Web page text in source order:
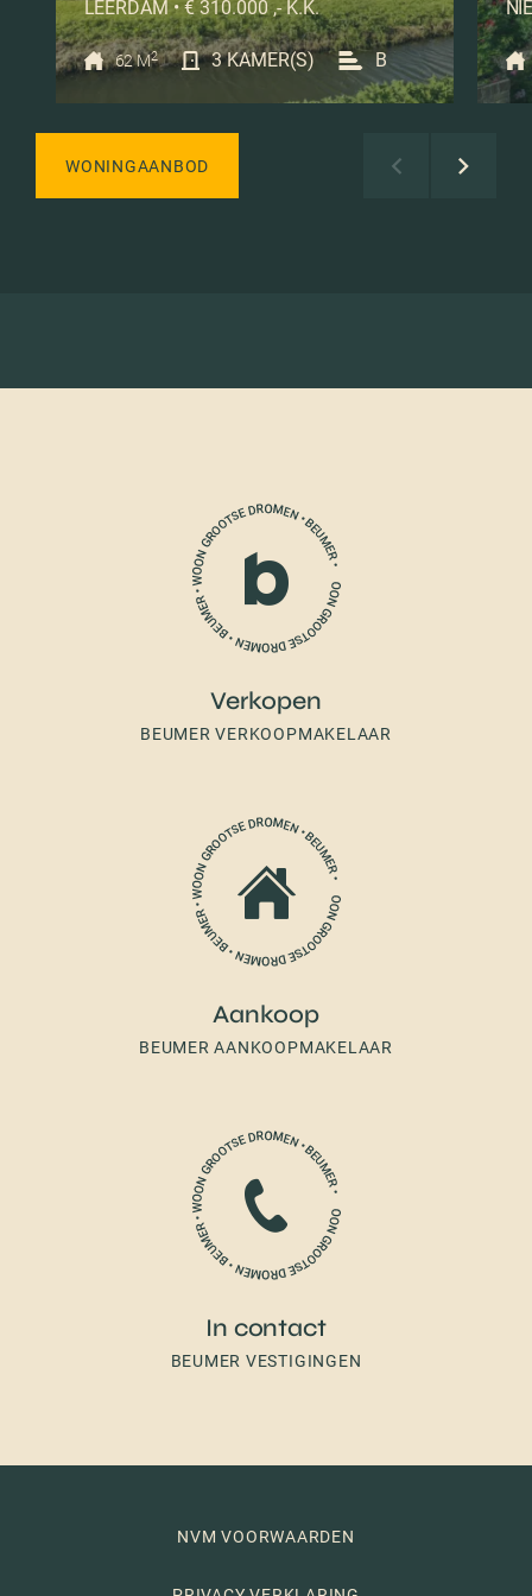
LEERDAM • € 310.000 ,- K.K.
62 M2 3 KAMER(S) B
WONINGAANBOD
Verkopen
BEUMER VERKOOPMAKELAAR
Aankoop
BEUMER AANKOOPMAKELAAR
In contact
BEUMER VESTIGINGEN
NVM VOORWAARDEN